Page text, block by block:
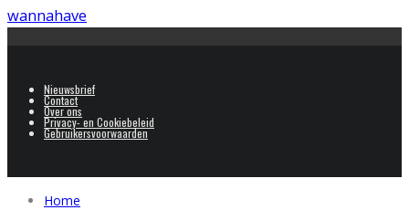
wannahave
Nieuwsbrief
Contact
Over ons
Privacy- en Cookiebeleid
Gebruikersvoorwaarden
Home